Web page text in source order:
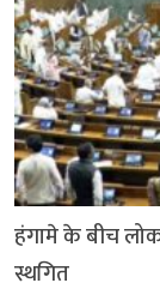
हंगामे के बीच
स्थगित